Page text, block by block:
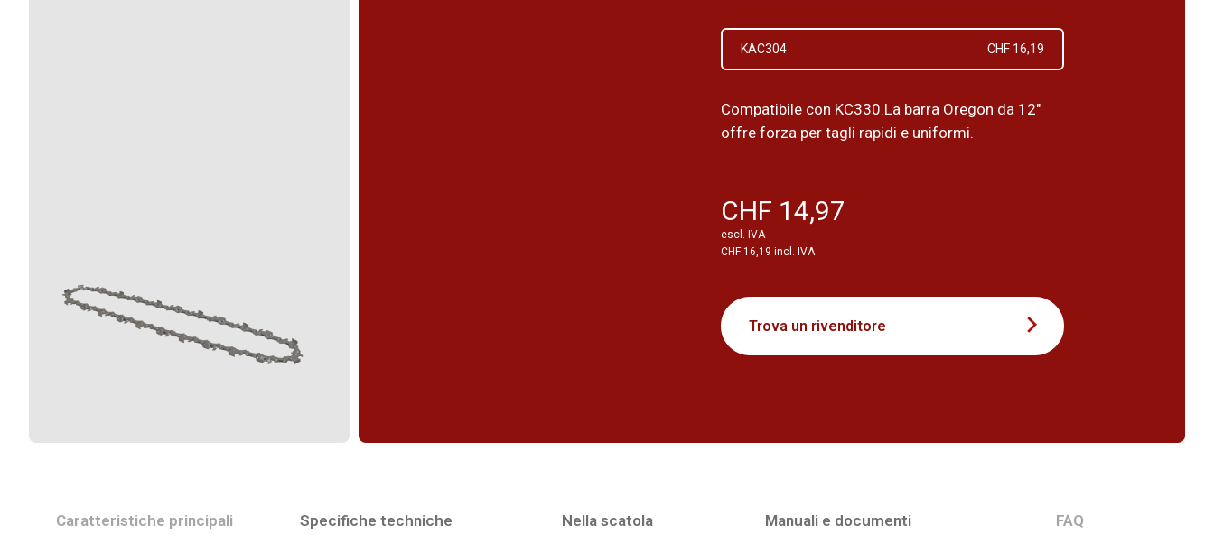
KAC304 CHF 16,19
Compatibile con KC330.La barra Oregon da 12"
offre forza per tagli rapidi e uniformi.
CHF 14,97
escl. IVA
CHF 16,19 incl. IVA
Trova un rivenditore
Caratteristiche principali Specifiche techniche Nella scatola Manuali e documenti FAQ